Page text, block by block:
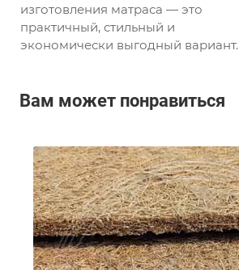
изготовления матраса — это
практичный, стильный и
экономически выгодный вариант.
Вам может понравиться